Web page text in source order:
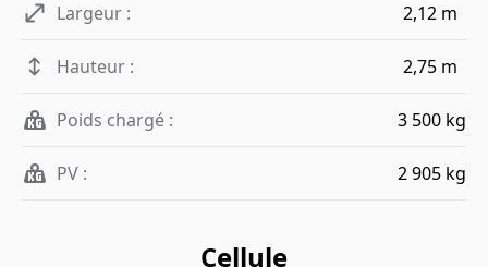
Largeur : 2,12 m
Hauteur : 2,75 m
Poids chargé : 3 500 kg
PV : 2 905 kg
Cellule